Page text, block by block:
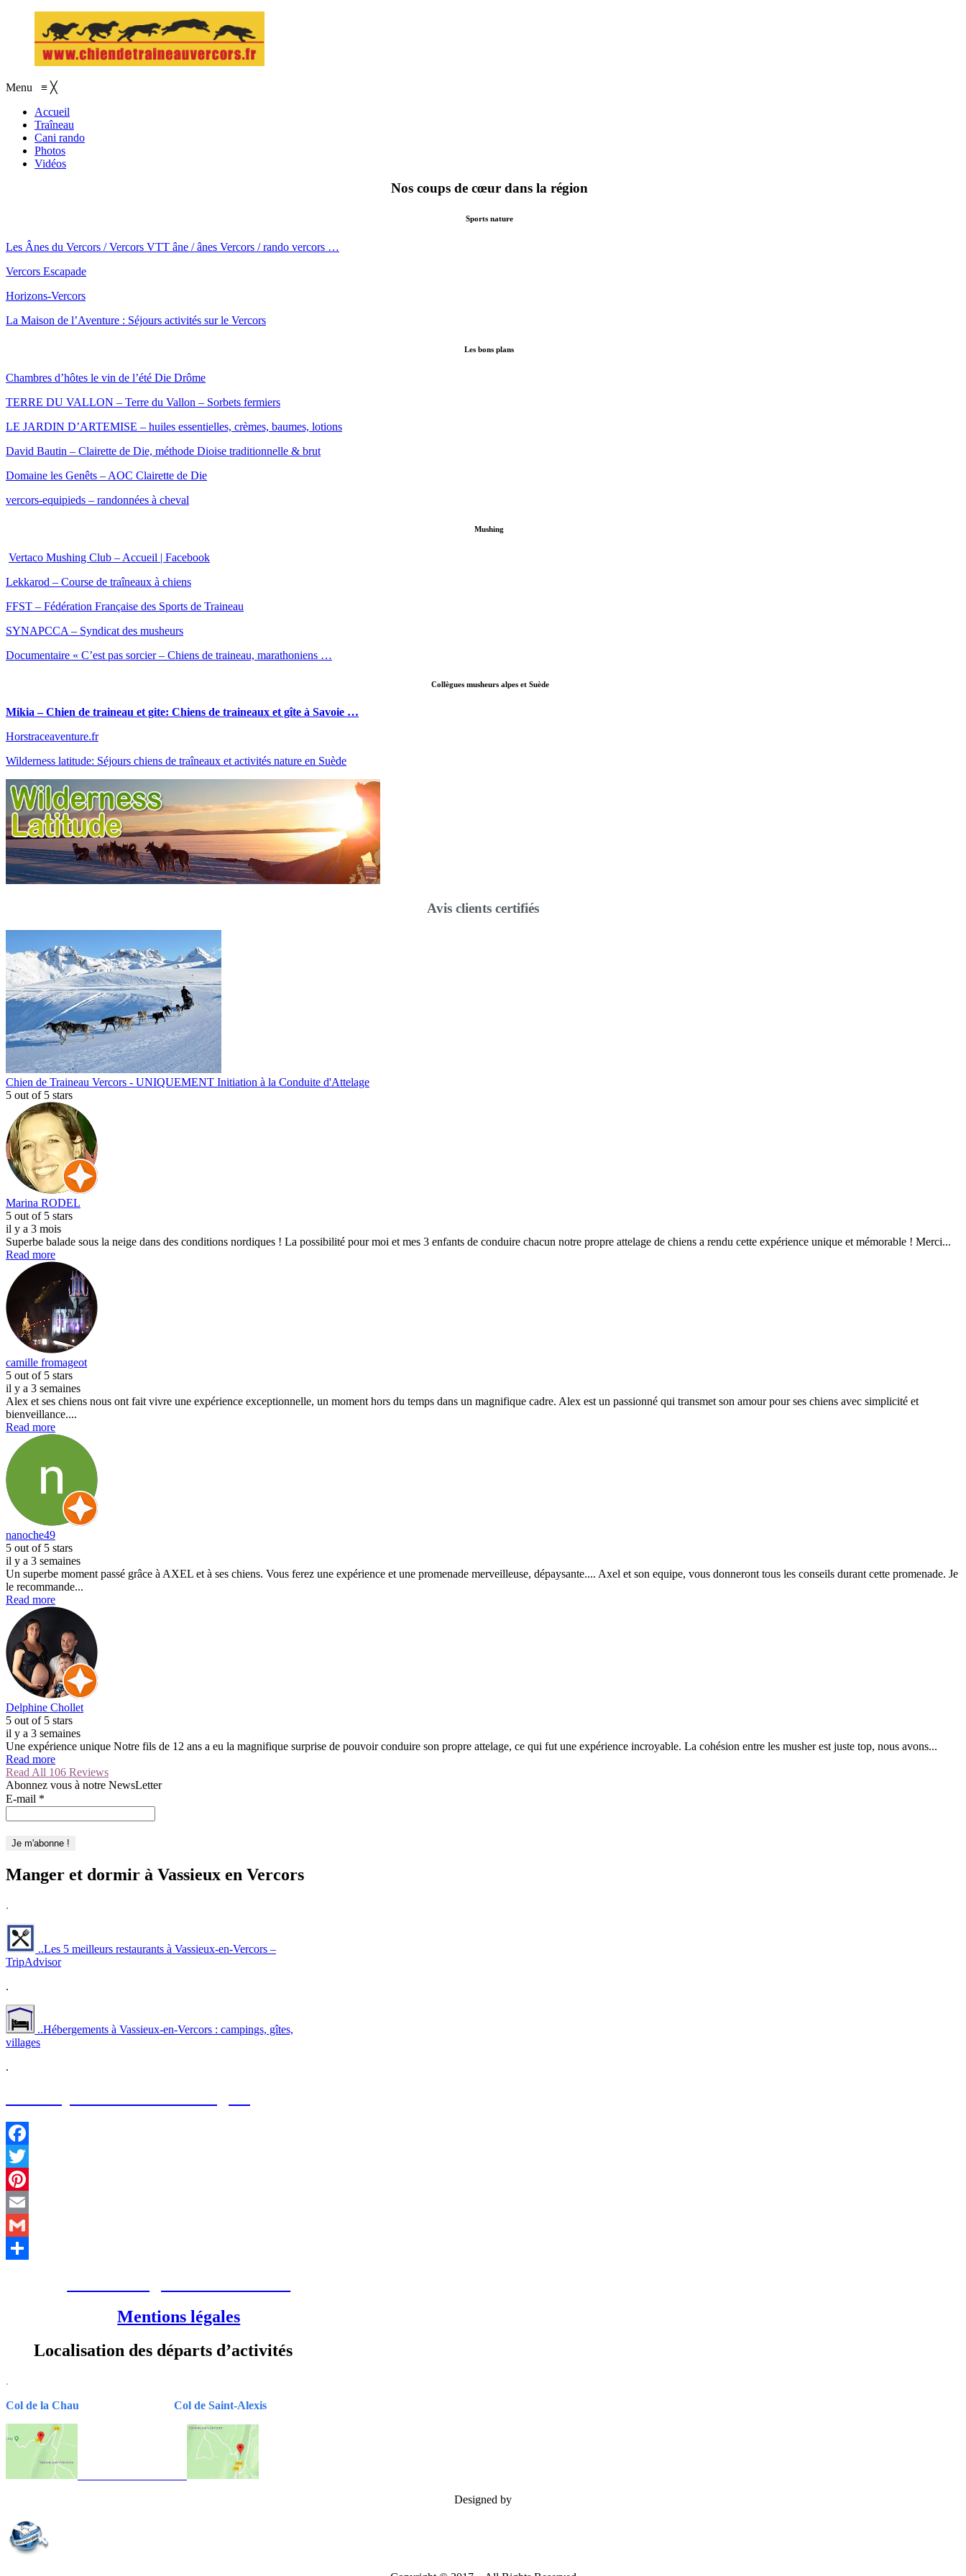
Menu ≡ ╳
Accueil
Traîneau
Cani rando
Photos
Vidéos
Nos coups de cœur dans la région
Sports nature
Les Ânes du Vercors / Vercors VTT âne / ânes Vercors / rando vercors …
Vercors Escapade
Horizons-Vercors
La Maison de l’Aventure : Séjours activités sur le Vercors
Les bons plans
Chambres d’hôtes le vin de l’été Die Drôme
TERRE DU VALLON – Terre du Vallon – Sorbets fermiers
LE JARDIN D’ARTEMISE – huiles essentielles, crèmes, baumes, lotions
David Bautin – Clairette de Die, méthode Dioise traditionnelle & brut
Domaine les Genêts – AOC Clairette de Die
vercors-equipieds – randonnées à cheval
Mushing
Vertaco Mushing Club – Accueil | Facebook
Lekkarod – Course de traîneaux à chiens
FFST – Fédération Française des Sports de Traineau
SYNAPCCA – Syndicat des musheurs
Documentaire « C’est pas sorcier – Chiens de traineau, marathoniens …
Collègues musheurs alpes et Suède
Mikia – Chien de traineau et gite: Chiens de traineaux et gîte à Savoie …
Horstraceaventure.fr
Wilderness latitude: Séjours chiens de traîneaux et activités nature en Suède
Avis clients certifiés
Chien de Traineau Vercors - UNIQUEMENT Initiation à la Conduite d'Attelage
5 out of 5 stars
Marina RODEL
5 out of 5 stars
il y a 3 mois
Superbe balade sous la neige dans des conditions nordiques ! La possibilité pour moi et mes 3 enfants de conduire chacun notre propre attelage de chiens a rendu cette expérience unique et mémorable ! Merci...
Read more
camille fromageot
5 out of 5 stars
il y a 3 semaines
Alex et ses chiens nous ont fait vivre une expérience exceptionnelle, un moment hors du temps dans un magnifique cadre. Alex est un passionné qui transmet son amour pour ses chiens avec simplicité et
bienveillance....
Read more
nanoche49
5 out of 5 stars
il y a 3 semaines
Un superbe moment passé grâce à AXEL et à ses chiens. Vous ferez une expérience et une promenade merveilleuse, dépaysante.... Axel et son equipe, vous donneront tous les conseils durant cette promenade. Je
le recommande...
Read more
Delphine Chollet
5 out of 5 stars
il y a 3 semaines
Une expérience unique Notre fils de 12 ans a eu la magnifique surprise de pouvoir conduire son propre attelage, ce qui fut une expérience incroyable. La cohésion entre les musher est juste top, nous avons...
Read more
Read All 106 Reviews
Abonnez vous à notre NewsLetter
E-mail *
Manger et dormir à Vassieux en Vercors
.
..Les 5 meilleurs restaurants à Vassieux-en-Vercors –
TripAdvisor
.
..Hébergements à Vassieux-en-Vercors : campings, gîtes,
villages
.
Facebook
Twitter
Pinterest
Email
Gmail
Mentions légales
Localisation des départs d’activités
.
Col de la Chau
Col de Saint-Alexis
Designed by